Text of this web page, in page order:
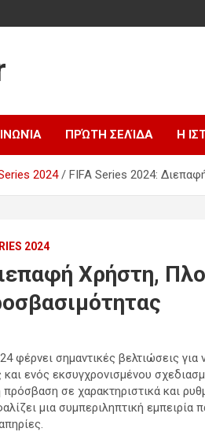
ΠΡΏΤΗ ΣΕΛΊΔΑ Η
2024 FIFA Series 2024:
2024
Χρήστη,
φέρνει σημαντικές βελτιώσεις για
ενός εκσυγχρονισμένου
σε χαρακτηριστικά και
μια συμπεριληπτική εμπειρία